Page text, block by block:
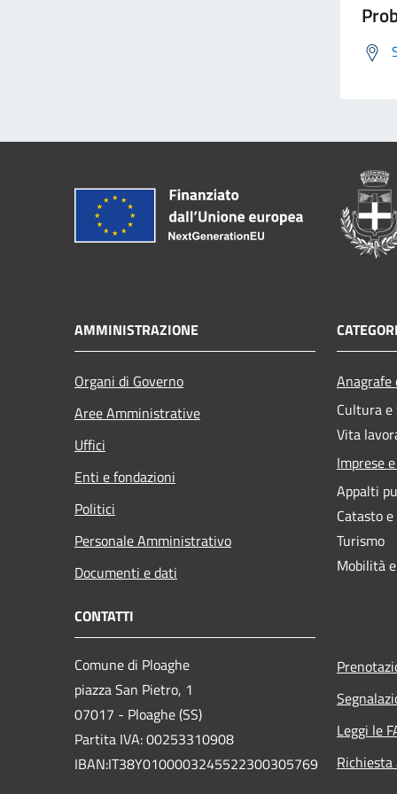
AMMINISTRAZIONE
Organi di Governo
Aree Amministrative
Uffici
Enti e fondazioni
Politici
Personale Amministrativo
Documenti e dati
Cultura
Vita
Imprese
Appalti
Catasto
Turismo
Mobilità
CONTATTI
Comune di Ploaghe
piazza San Pietro, 1
07017 - Ploaghe (SS)
Partita IVA: 00253310908
IBAN:IT38Y0100003245522300305769
Leggi le